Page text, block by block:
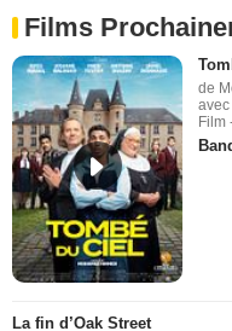
Films
de
Film
La fin d’Oak Street